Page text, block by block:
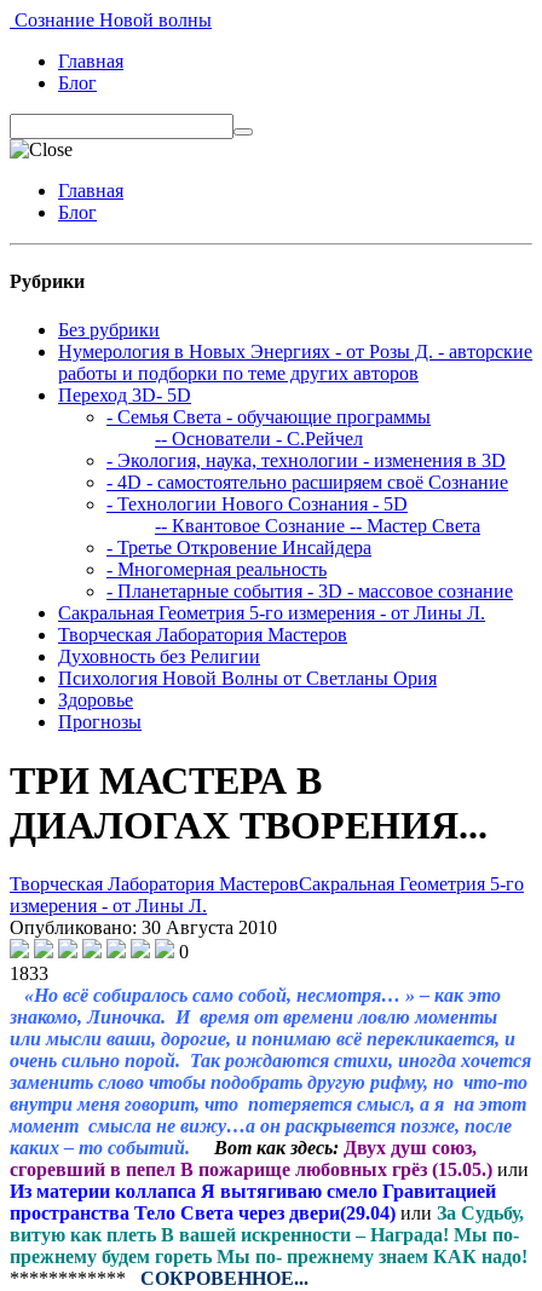
Сознание Новой волны
Главная
Блог
Главная
Блог
Рубрики
Без рубрики
Нумерология в Новых Энергиях - от Розы Д. - авторские
работы и подборки по теме других авторов
Переход 3D- 5D
- Семья Света - обучающие программы
-- Основатели - С.Рейчел
- Экология, наука, технологии - изменения в 3D
- 4D - самостоятельно расширяем своё Сознание
- Технологии Нового Сознания - 5D
-- Квантовое Сознание -- Мастер Света
- Третье Откровение Инсайдера
- Многомерная реальность
- Планетарные события - 3D - массовое сознание
Сакральная Геометрия 5-го измерения - от Лины Л.
Творческая Лаборатория Мастеров
Духовность без Религии
Психология Новой Волны от Светланы Ория
Здоровье
Прогнозы
ТРИ МАСТЕРА В
ДИАЛОГАХ ТВОРЕНИЯ...
Творческая Лаборатория МастеровСакральная Геометрия 5-го
измерения - от Лины Л.
Опубликовано: 30 Августа 2010
0
1833
«Но всё собиралось само собой, несмотря… » – как это
знакомо, Линочка. И время от времени ловлю моменты
или мысли ваши, дорогие, и понимаю всё перекликается, и
очень сильно порой. Так рождаются стихи, иногда хочется
заменить слово чтобы подобрать другую рифму, но что-то
внутри меня говорит, что потеряется смысл, а я на этот
момент смысла не вижу…а он раскрывется позже, после
каких – то событий.
Вот как здесь: Двух душ союз,
сгоревший в пепел В пожарище любовных грёз (15.05.) или
Из материи коллапса Я вытягиваю смело Гравитацией
пространства Тело Света через двери(29.04) или За Судьбу,
витую как плеть В вашей искренности – Награда! Мы по-
прежнему будем гореть Мы по- прежнему знаем КАК надо!
************
СОКРОВЕННОЕ...